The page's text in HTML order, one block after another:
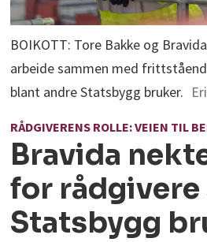
BOIKOTT: Tore Bakke og
arbeide sammen med
blant andre Statsbygg bruker.
RÅDGIVERENS ROLLE: VEIEN TIL
Bravida
for rådgivere
Statsbygg